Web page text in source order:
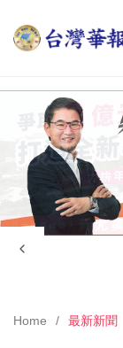
Home 最新新聞